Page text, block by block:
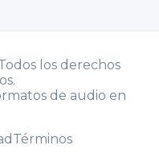
los derechos
de audio en
Términos